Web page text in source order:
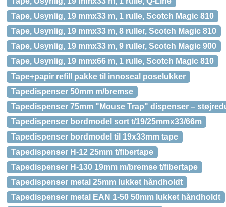
Tape, Usynlig, 19 mmx33 m, 1 rulle, Scotch Magic 810
Tape, Usynlig, 19 mmx33 m, 8 ruller, Scotch Magic 810
Tape, Usynlig, 19 mmx33 m, 9 ruller, Scotch Magic 900
Tape, Usynlig, 19 mmx66 m, 1 rulle, Scotch Magic 810
Tape+papir refill pakke til innoseal poselukker
Tapedispenser 50mm m/bremse
Tapedispenser 75mm "Mouse Trap" dispenser –
Tapedispenser bordmodel sort t/19/25mmx33/66m
Tapedispenser bordmodel til 19x33mm tape
Tapedispenser H-12 25mm t/fibertape
Tapedispenser H-130 19mm m/bremse t/fibertape
Tapedispenser metal 25mm lukket håndholdt
Tapedispenser metal EAN 1-50 50mm lukket håndholdt